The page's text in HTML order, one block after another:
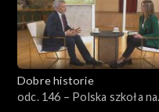
Dobre historie
odc. 146 – Polska szkoła na